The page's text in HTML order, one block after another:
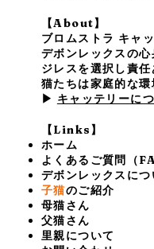
【About】
ブロムストラ キャッ
デボンレックスの
ジレスを選択し責
猫たちは家庭的な環
▶ キャッテリーに
【Links】
ホーム
よくあるご質問（
デボンレックスにつ
子猫のご紹介
母猫さん
父猫さん
里親について